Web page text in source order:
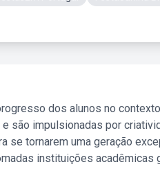
dos alunos no
são impulsionadas por
se tornarem uma geração
instituições acadêmicas